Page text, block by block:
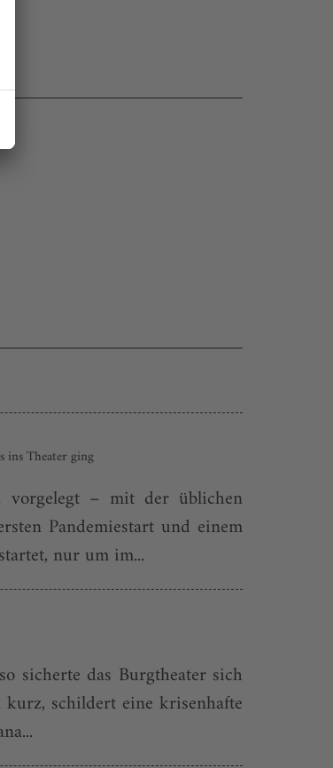
ins Theater ging
vorgelegt – mit der üblichen
Pandemiestart und einem
nur um im...
sicherte das Burgtheater sich
schildert eine krisenhafte